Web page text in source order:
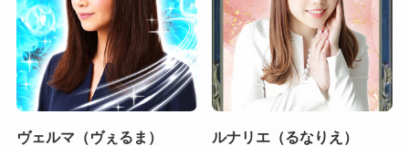
ヴェルマ（ヴぇるま） ルナリエ（るなりえ）